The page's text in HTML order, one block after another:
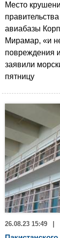
Место
авиабазы
Мирамар, «и
повреждения
заявили
пятницу
26.08.23 15:49